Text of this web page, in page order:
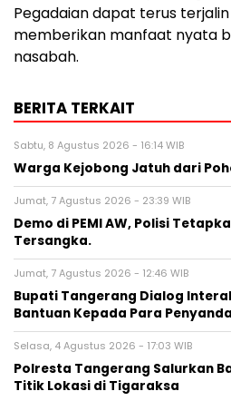
Pegadaian dapat terus
memberikan manfaat nyata
nasabah.
BERITA TERKAIT
Sabtu, 8 Agustus 2026 - 16:14 WIB
Warga Kejobong Jatuh dari
Jumat, 7 Agustus 2026 - 23:39 WIB
Demo di PEMI AW, Polisi
Tersangka.
Jumat, 7 Agustus 2026 - 12:46 WIB
Bupati Tangerang Dialog
Bantuan Kepada Para
Selasa, 4 Agustus 2026 - 17:03 WIB
Polresta Tangerang Salurkan
Titik Lokasi di Tigaraksa